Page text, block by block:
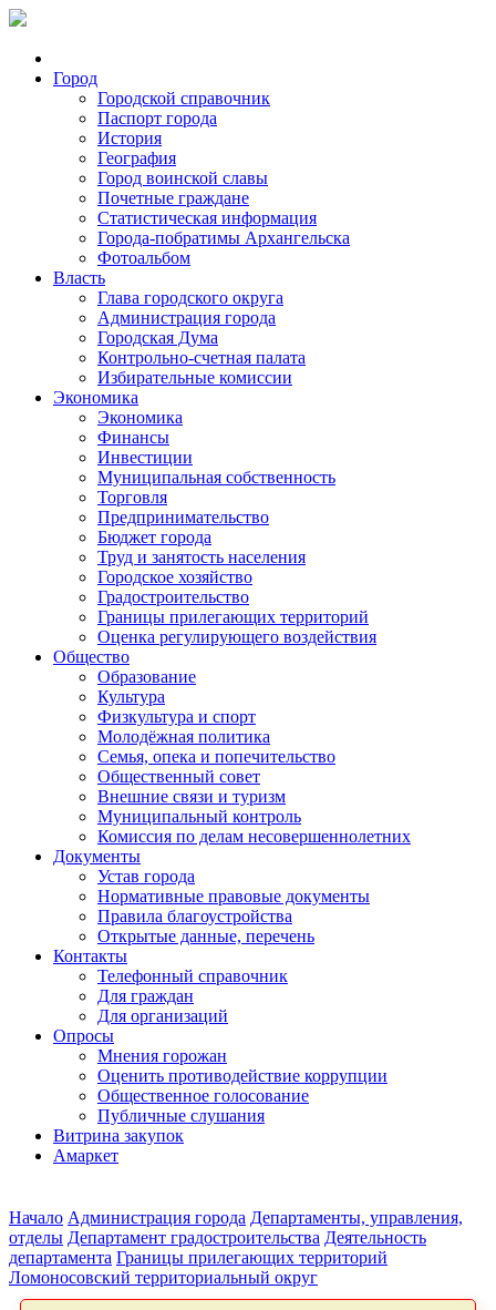
Город
Городской справочник
Паспорт города
История
География
Город воинской славы
Почетные граждане
Статистическая информация
Города-побратимы Архангельска
Фотоальбом
Власть
Глава городского округа
Администрация города
Городская Дума
Контрольно-счетная палата
Избирательные комиссии
Экономика
Экономика
Финансы
Инвестиции
Муниципальная собственность
Торговля
Предпринимательство
Бюджет города
Труд и занятость населения
Городское хозяйство
Градостроительство
Границы прилегающих территорий
Оценка регулирующего воздействия
Общество
Образование
Культура
Физкультура и спорт
Молодёжная политика
Семья, опека и попечительство
Общественный совет
Внешние связи и туризм
Муниципальный контроль
Комиссия по делам несовершеннолетних
Документы
Устав города
Нормативные правовые документы
Правила благоустройства
Открытые данные, перечень
Контакты
Телефонный справочник
Для граждан
Для организаций
Опросы
Мнения горожан
Оценить противодействие коррупции
Общественное голосование
Публичные слушания
Витрина закупок
Амаркет
Начало Администрация города Департаменты, управления,
отделы Департамент градостроительства Деятельность
департамента Границы прилегающих территорий
Ломоносовский территориальный округ